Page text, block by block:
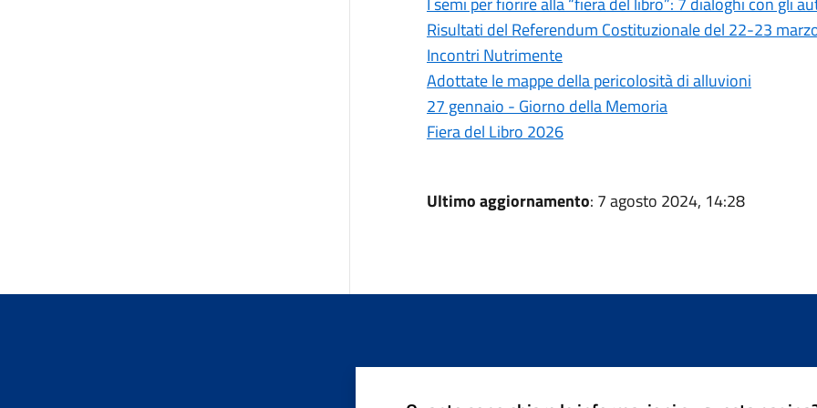
Risultati del Referendum Costituzionale del 22-23
Incontri Nutrimente
Adottate le mappe della pericolosità di alluvioni
27 gennaio - Giorno della Memoria
Fiera del Libro 2026
Ultimo aggiornamento: 7 agosto 2024, 14:28